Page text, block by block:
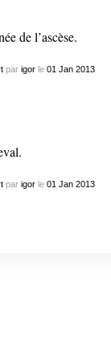
de l’ascèse.
par igorle 01 Jan 2013
par igorle 01 Jan 2013